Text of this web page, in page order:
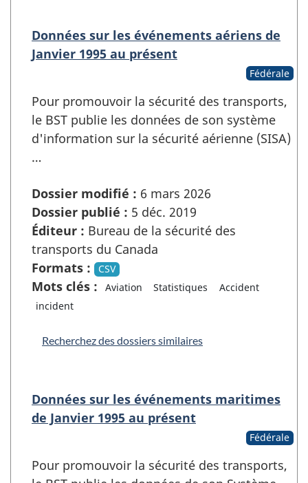
Données sur les événements aériens de
Janvier 1995 au présent
Fédérale
Pour promouvoir la sécurité des transports,
le BST publie les données de son système
d'information sur la sécurité aérienne (SISA)
…
Dossier modifié : 6 mars 2026
Dossier publié : 5 déc. 2019
Éditeur : Bureau de la sécurité des
transports du Canada
Formats :
CSV
Mots clés : Aviation Statistiques
Accident
incident
Recherchez des dossiers similaires
Données sur les événements maritimes
de Janvier 1995 au présent
Fédérale
Pour promouvoir la sécurité des transports,